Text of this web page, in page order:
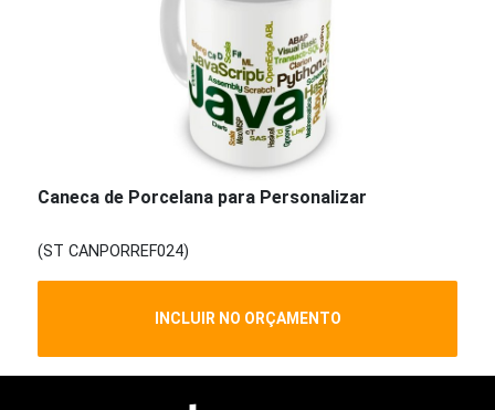
Caneca de Porcelana para Personalizar
(ST CANPORREF024)
INCLUIR NO ORÇAMENTO